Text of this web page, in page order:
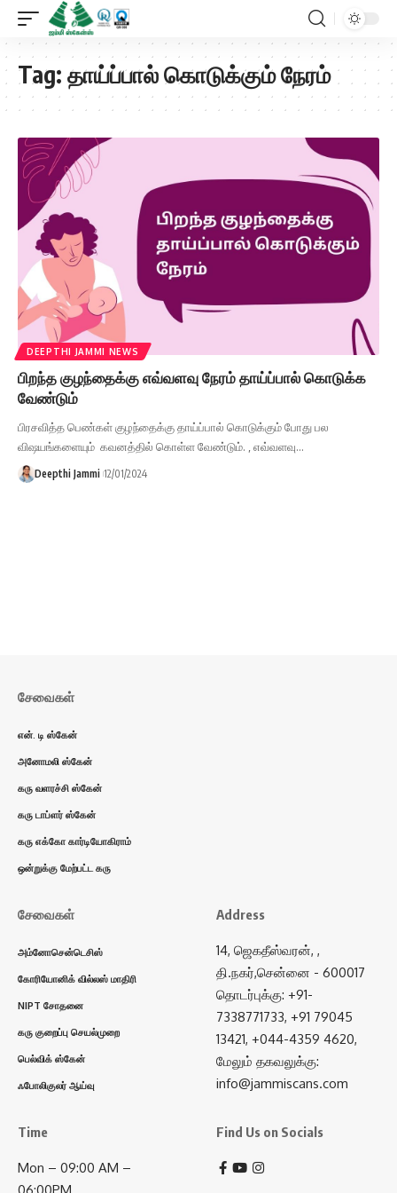
Tag: தாய்ப்பால் கொடுக்கும் நேரம்
DEEPTHI JAMMI NEWS
பிறந்த குழந்தைக்கு எவ்வளவு நேரம் தாய்ப்பால் கொடுக்க
வேண்டும்
பிரசவித்த பெண்கள் குழந்தைக்கு தாய்ப்பால் கொடுக்கும் போது பல
விஷயங்களையும் கவனத்தில் கொள்ள வேண்டும். , எவ்வளவு…
Deepthi Jammi 12/01/2024
சேவைகள்
என். டி ஸ்கேன்
அனோமலி ஸ்கேன்
கரு வளரச்சி ஸ்கேன்
கரு டாப்ளர் ஸ்கேன்
கரு எக்கோ கார்டியோகிராம்
ஒன்றுக்கு மேற்பட்ட கரு
சேவைகள்
அம்னோசென்டெசிஸ்
கோரியோனிக் வில்லஸ் மாதிரி
NIPT சோதனை
கரு குறைப்பு செயல்முறை
பெல்விக் ஸ்கேன்
ஃபோலிகுலர் ஆய்வு
Address
14, ஜெகதீஸ்வரன், ,
தி.நகர்,சென்னை - 600017
தொடர்புக்கு: +91-
7338771733, +91 79045
13421, +044-4359 4620,
மேலும் தகவலுக்கு:
info@jammiscans.com
Time
Mon – 09:00 AM –
Find Us on Socials